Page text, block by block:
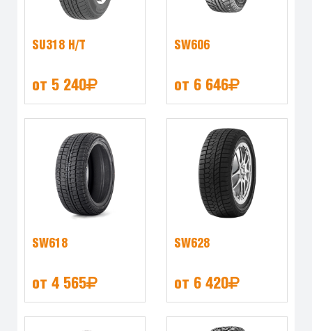
SU318 H/T
от 5 240
SW606
от 6 646
SW618
от 4 565
SW628
от 6 420